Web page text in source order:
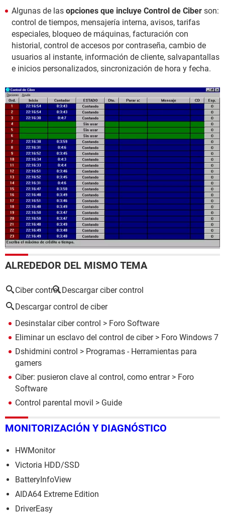
Algunas de las opciones que incluye Control de Ciber son:
control de tiempos, mensajería interna, avisos, tarifas
especiales, bloqueo de máquinas, facturación con
historial, control de accesos por contraseña, cambio de
usuarios al instante, información de cliente, salvapantallas
e inicios personalizados, sincronización de hora y fecha.
ALREDEDOR DEL MISMO TEMA
Ciber control Descargar ciber control
Descargar control de ciber
Desinstalar ciber control > Foro Software
Eliminar un esclavo del control de ciber> Foro Windows 7
Dshidmini control > Programas - Herramientas para
gamers
Ciber: pusieron clave al control, como entrar> Foro
Software
Control parental movil > Guide
MONITORIZACIÓN Y DIAGNÓSTICO
HWMonitor
Victoria HDD/SSD
BatteryInfoView
AIDA64 Extreme Edition
DriverEasy